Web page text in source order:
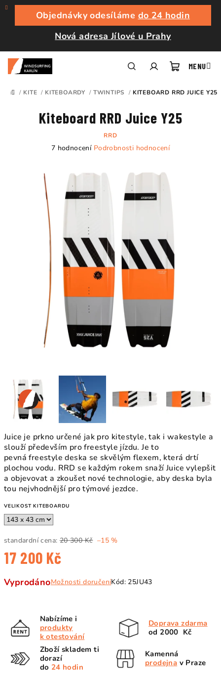
Přejít
obsah
Objednávky odesíláme do 24 hodin
Nová adresa Jílové u Prahy
košík
DOMŮ
/ KITE / KITEBOARDY / TWINTIPS / KITEBOARD RRD JUICE Y25
Juice je prkno určené jak pro kitestyle, tak i wakestyle a
slouží především pro freestyle jízdu. Je to
pevná freestyle deska se skvělým flexem, která drtí
plochou vodu. RRD se každým rokem snaží Juice vylepšit
a objevovat a zkoušet nové technologie, aby deska byla
tou nejvhodnější pro týmové jezdce.
VELIKOST KITEBOARDU
standardní cena: 20 300 Kč –15 %
17 200 Kč
cena:
VyprodánoMožnosti doručeníKód: 25JU43
Kiteboard RRD Juice Y25
RRD
Průměrné
7 hodnocení Podrobnosti hodnocení
Nabízíme i
produkty
k otestování
Doprava zdarma
od 2000 Kč
Zboží skladem ti
dorazí
do 24 hodin
Kamenná
prodejna v Praze